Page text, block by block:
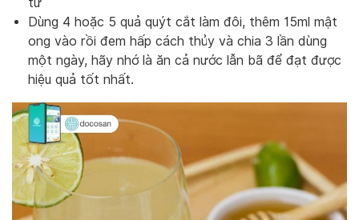
Dùng 4 hoặc 5 quả quýt cắt làm đôi, thêm 15ml mật
ong vào rồi đem hấp cách thủy và chia 3 lần dùng
một ngày, hãy nhớ là ăn cả nước lẫn bã để đạt được
hiệu quả tốt nhất.